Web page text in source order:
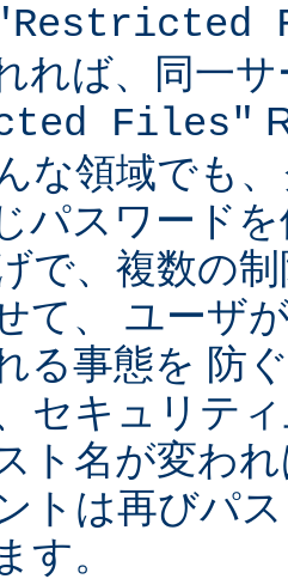
れば、同一
Files"
な領域でも
パスワード
で、複数の
て、 ユーザ
る事態を 防
セキュリテ
ト名が変わ
トは再びパ
す。